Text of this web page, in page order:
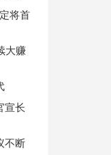
将首
大赚
宣长
不断